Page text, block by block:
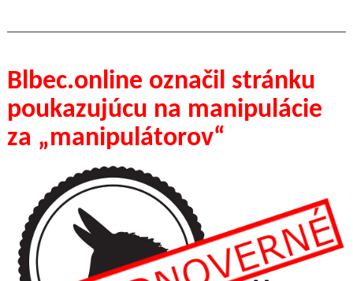
Blbec.online označil stránku
poukazujúcu na manipulácie
za „manipulátorov“